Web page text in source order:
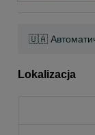
🇺🇦
Lokalizacja